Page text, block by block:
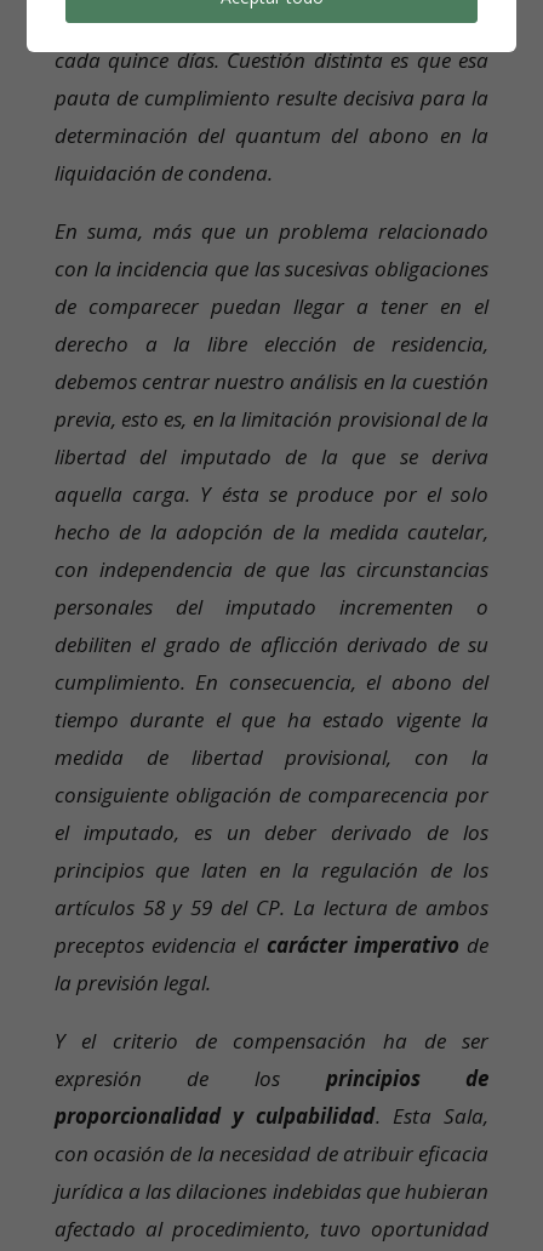
la que sólo obliga a hacer acto de presencia
cada quince días. Cuestión distinta es que esa
pauta de cumplimiento resulte decisiva para la
determinación del quantum del abono en la
liquidación de condena.
En suma, más que un problema relacionado
con la incidencia que las sucesivas obligaciones
de comparecer puedan llegar a tener en el
derecho a la libre elección de residencia,
debemos centrar nuestro análisis en la cuestión
previa, esto es, en la limitación provisional de la
libertad del imputado de la que se deriva
aquella carga. Y ésta se produce por el solo
hecho de la adopción de la medida cautelar,
con independencia de que las circunstancias
personales del imputado incrementen o
debiliten el grado de aflicción derivado de su
cumplimiento. En consecuencia, el abono del
tiempo durante el que ha estado vigente la
medida de libertad provisional, con la
consiguiente obligación de comparecencia por
el imputado, es un deber derivado de los
principios que laten en la regulación de los
artículos 58 y 59 del CP. La lectura de ambos
preceptos evidencia el carácter imperativo de
la previsión legal.
Y el criterio de compensación ha de ser
expresión de los principios de
proporcionalidad y culpabilidad. Esta Sala,
con ocasión de la necesidad de atribuir eficacia
jurídica a las dilaciones indebidas que hubieran
afectado al procedimiento, tuvo oportunidad